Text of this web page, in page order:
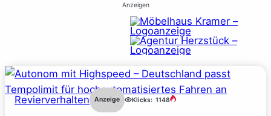
Anzeigen
Revierverhalten Anzeige Klicks: 1148